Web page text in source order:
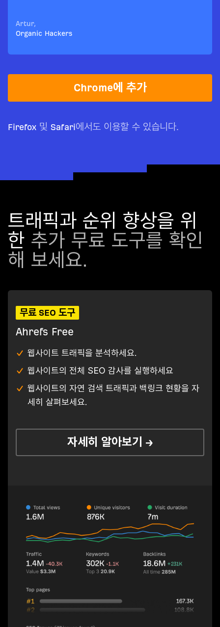
Artur,
Organic Hackers
Chrome에 추가
Firefox 및 Safari에서도 이용할 수 있습니다.
트래픽과 순위 향상을 위
한 추가 무료 도구를 확인
해 보세요.
무료 SEO 도구
Ahrefs Free
웹사이트 트래픽을 분석하세요.
웹사이트의 전체 SEO 감사를 실행하세요
웹사이트의 자연 검색 트래픽과 백링크 현황을 자
세히 살펴보세요.
자세히 알아보기 →